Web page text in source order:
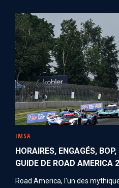
IMSA
HORAIRES, ENGAGÉS,
GUIDE DE ROAD AMERICA
Road America, l'un des